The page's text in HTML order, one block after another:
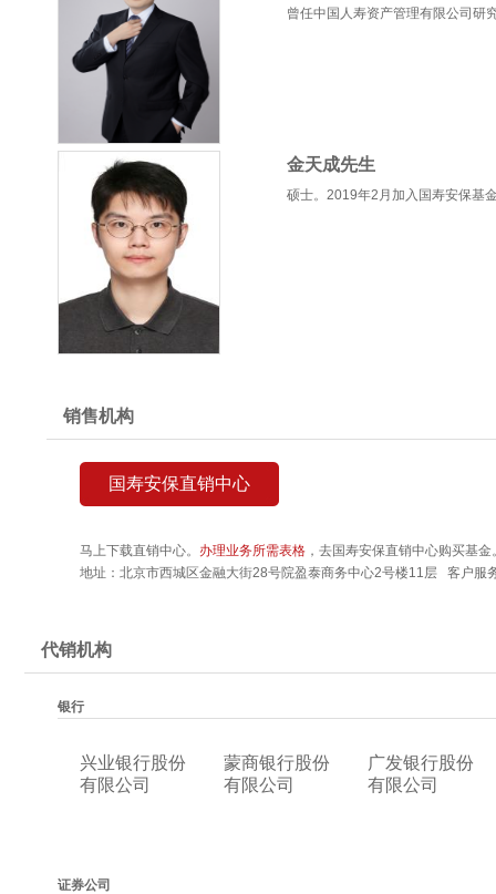
曾任中国人寿资产管理有限公司研
金天成先生
硕士。2019年2月加入国寿安保基
销售机构
国寿安保直销中心
马上下载直销中心。 办理业务所需表格，去国寿安保直销中心购买基金
地址：北京市西城区金融大街28号院盈泰商务中心2号楼11层 客户服
代销机构
银行
兴业银行股份
有限公司
蒙商银行股份
有限公司
广发银行股份
有限公司
证券公司